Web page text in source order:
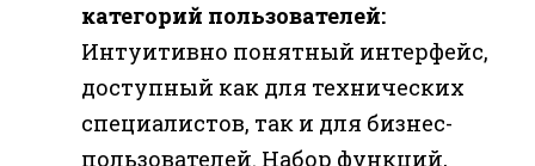
категорий пользователей:
Интуитивно понятный интерфейс,
доступный как для технических
специалистов, так и для бизнес-
пользователей. Набор функций,